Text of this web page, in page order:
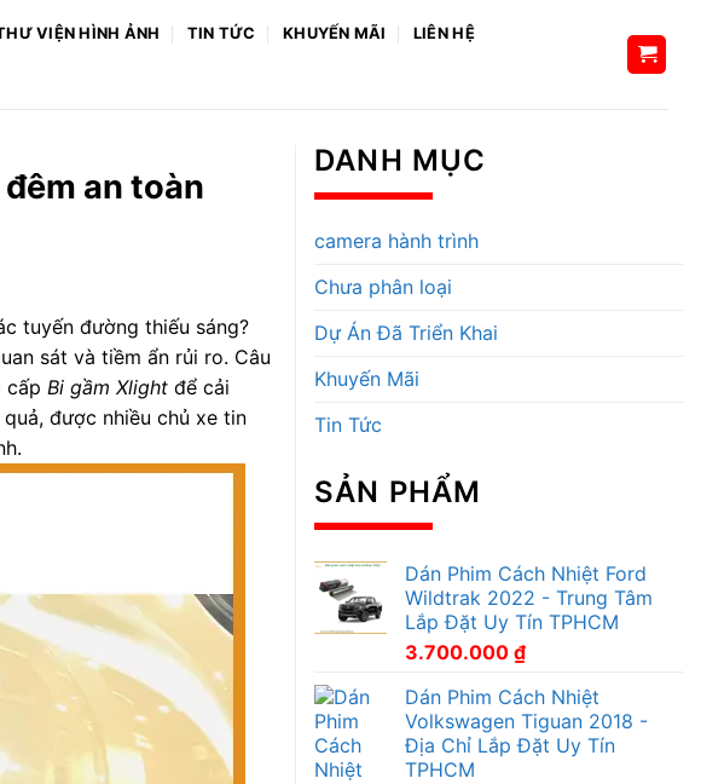
VIỆN HÌNH ẢNH TIN TỨC KHUYẾN MÃI
LIÊN HỆ
an toàn
tuyến đường thiếu sáng?
sát và tiềm ẩn rủi ro. Câu
cấp Bi gầm Xlight để cải
được nhiều chủ xe tin
DANH MỤC
camera hành trình
Chưa phân loại
Dự Án Đã Triển Khai
Khuyến Mãi
Tin Tức
SẢN PHẨM
Dán Phim Cách Nhiệt Ford
Wildtrak 2022 - Trung Tâm
Lắp Đặt Uy Tín TPHCM
3.700.000 ₫
Dán Phim Cách Nhiệt
Volkswagen Tiguan 2018 -
Địa Chỉ Lắp Đặt Uy Tín
TPHCM